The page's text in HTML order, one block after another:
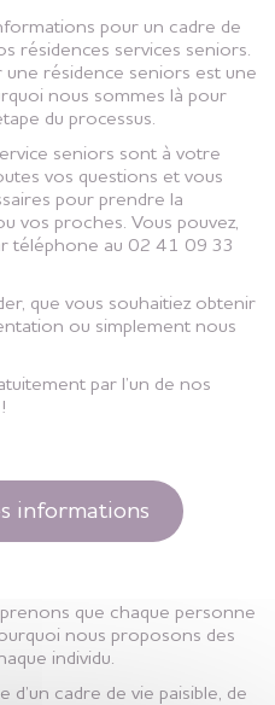
pour un cadre de
résidences services seniors.
résidence seniors est une
nous sommes là pour
du processus.
seniors sont à votre
vos questions et vous
pour prendre la
vos proches. Vous pouvez,
téléphone au 02 41 09 33
que vous souhaitiez obtenir
ou simplement nous
par l’un de nos
informations
que chaque personne
nous proposons des
individu.
cadre de vie paisible, de